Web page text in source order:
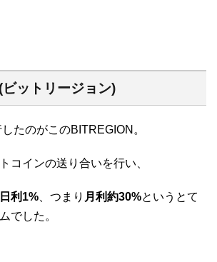
ットリージョン)
たのがこのBITREGION。
コインの送り合いを行い、
日利1% 、つまり 月利約30%というとて
でした。